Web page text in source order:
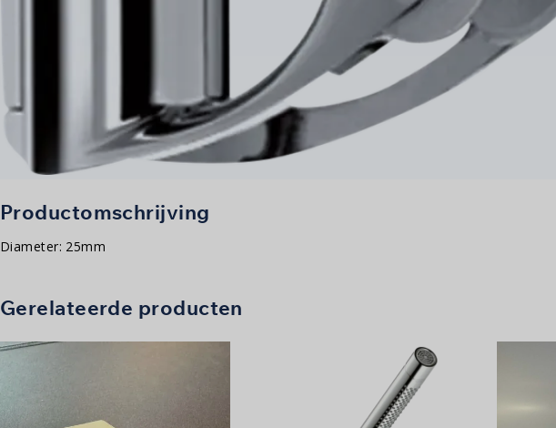
Productomschrijving
Diameter: 25mm
Gerelateerde producten